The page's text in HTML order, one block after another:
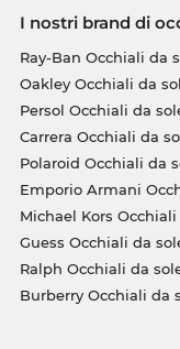
I nostri brand di
Ray-Ban Occhiali da
Oakley Occhiali da
Persol Occhiali da
Carrera Occhiali da
Polaroid Occhiali da
Emporio Armani
Michael Kors
Guess Occhiali da
Ralph Occhiali da
Burberry Occhiali da